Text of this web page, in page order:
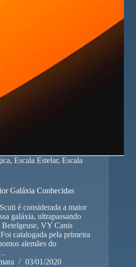
, Escala Estelar, Escala
Galáxia Conhecidas
é considerada a maior
galáxia, ultrapassando
Betelgeuse, VY Canis
catalogada pela primeira
alemães do
03/01/2020